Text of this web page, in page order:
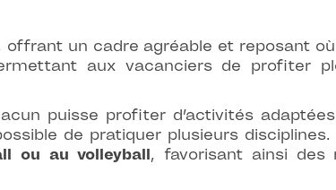
offrant un cadre agréable et reposant
aux vacanciers de profiter
puisse profiter d’activités
de pratiquer plusieurs
ou au volleyball, favorisant ainsi des